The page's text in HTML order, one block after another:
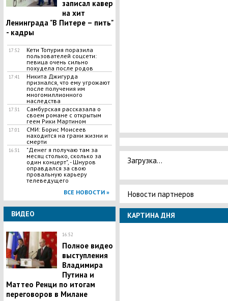
записал кавер
на хит
Ленинграда "В Питере – пить"
- кадры
17:52
Кети Топурия поразила
пользователей соцсети:
певица очень сильно
похудела после родов
17:41
Никита Джигурда
признался, что ему угрожают
после получения им
многомиллионного
наследства
17:31
Самбурская рассказала о
своем романе с открытым
геем Рики Мартином
17:01
СМИ: Борис Моисеев
находится на грани жизни и
смерти
16:31
"Денег я получаю там за
месяц столько, сколько за
один концерт", - Шнуров
оправдался за свою
провальную карьеру
телеведущего
ВСЕ НОВОСТИ »
ВИДЕО
16:52
Полное видео
выступления
Владимира
Путина и
Маттео Ренци по итогам
переговоров в Милане
Загрузка...
Новости партнеров
КАРТИНА ДНЯ